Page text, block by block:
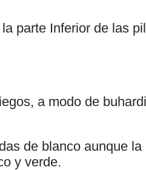
parte Inferior de las
a modo de
de blanco aunque
y verde.